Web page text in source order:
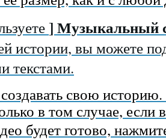
] Музыкальный
истории, вы можете
текстами.
свою
в том случае, если
будет готово,